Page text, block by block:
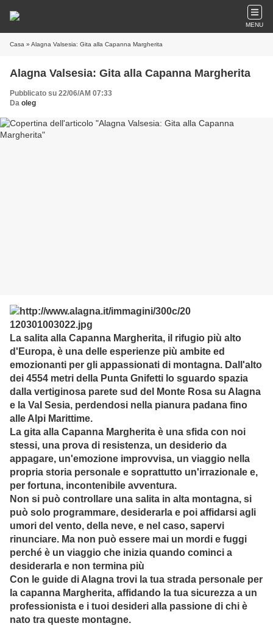
MENU
Casa » Alagna Valsesia: Gita alla Capanna Margherita
Alagna Valsesia: Gita alla Capanna Margherita
Pubblicato su 22/06/AM 07:33
Da oleg
La salita alla Capanna Margherita, il rifugio più alto
d'Europa, è una delle esperienze più ambite ed
emozionanti per gli appassionati di montagna. Dall'alto
dei 4554 metri della Punta Gnifetti lo sguardo spazia
dalla vertiginosa parete sud del Monte Rosa su Alagna
e la Val Sesia, perdendosi nella pianura padana fino
alle Alpi Marittime.
La gita alla Capanna Margherita è una sfida con noi
stessi, una prova di resistenza, un desiderio da
appagare, un'emozione improvvisa, un viaggio nella
propria storia personale e soprattutto un'irrazionale e,
per fortuna, incontenibile avventura.
Non si può controllare una salita in alta montagna, si
può solo programmare, desiderarla e poi affidarsi agli
umori del vento, della neve, e nel caso, sapervi
rinunciare. Ma non può essere mai un mordi e fuggi
perché è un viaggio che inizia quando cominci a
desiderarla e non termina più
Con le guide di Alagna trovi la tua strada personale per
la capanna Margherita, affidando la tua sicurezza a un
professionista e i tuoi desideri alla passione di chi è
nato tra queste montagne.